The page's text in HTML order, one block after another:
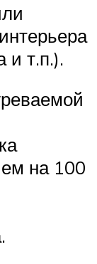
и т.п.).
на 100